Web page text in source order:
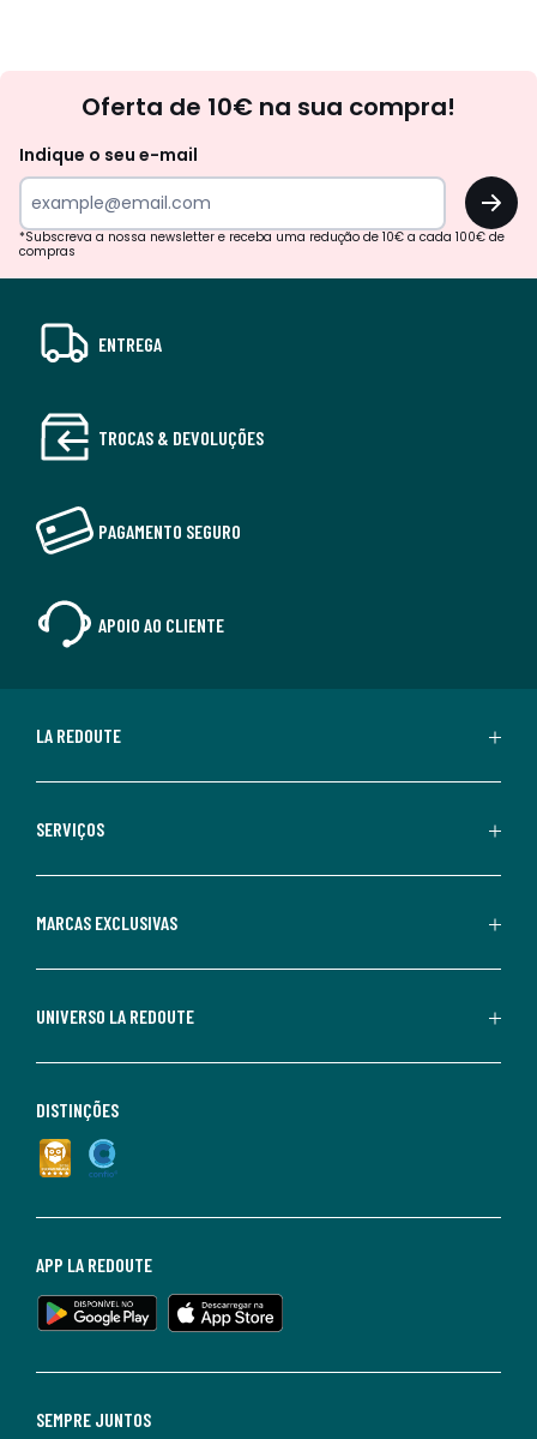
Oferta de 10€ na sua compra!
Indique o seu e-mail
OK
*Subscreva a nossa newsletter e receba uma redução de 10€ a cada 100€ de
compras
ENTREGA
TROCAS & DEVOLUÇÕES
PAGAMENTO SEGURO
APOIO AO CLIENTE
LA REDOUTE
SERVIÇOS
MARCAS EXCLUSIVAS
UNIVERSO LA REDOUTE
SEMPRE JUNTOS
APP LA REDOUTE
DISTINÇÕES